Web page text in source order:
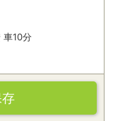
10分